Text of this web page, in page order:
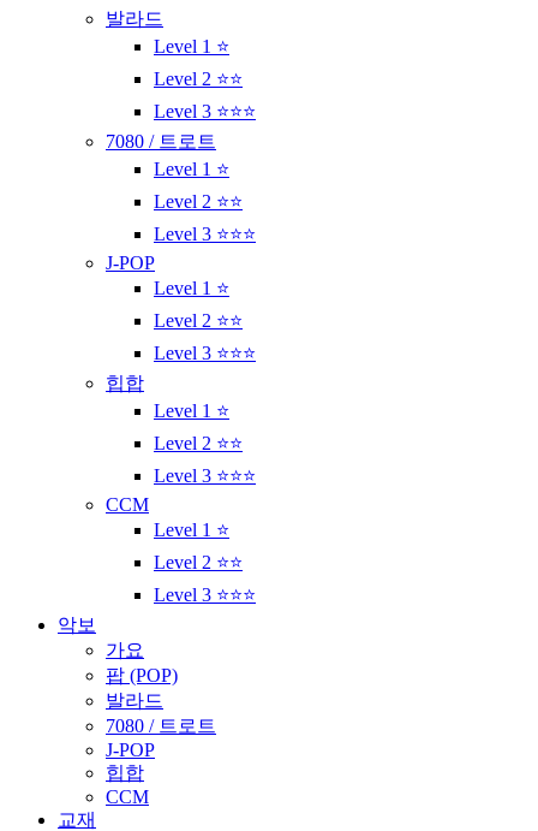
발라드
Level 1 ⭐
Level 2 ⭐⭐
Level 3 ⭐⭐⭐
7080 / 트로트
Level 1 ⭐
Level 2 ⭐⭐
Level 3 ⭐⭐⭐
J-POP
Level 1 ⭐
Level 2 ⭐⭐
Level 3 ⭐⭐⭐
힙합
Level 1 ⭐
Level 2 ⭐⭐
Level 3 ⭐⭐⭐
CCM
Level 1 ⭐
Level 2 ⭐⭐
Level 3 ⭐⭐⭐
악보
가요
팝 (POP)
발라드
7080 / 트로트
J-POP
힙합
CCM
교재